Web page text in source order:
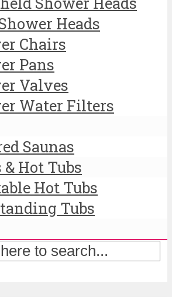
Heads
Chairs
Pans
Valves
Water Filters
Saunas
Hot Tubs
Hot Tubs
Tubs